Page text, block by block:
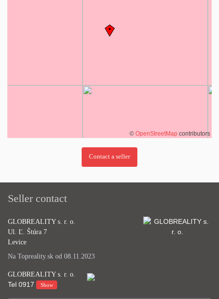
© OpenStreetMap contributors
Seller contact
GLOBREALITY s. r. o.
Ul. Ľ. Štúra 7
Levice
Na Topreality.sk od 08.11.2023
GLOBREALITY s. r. o.
Tel 0917 Show